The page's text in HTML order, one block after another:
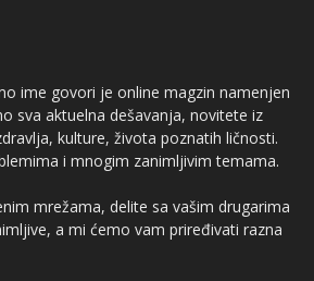
ime govori je online magzin namenjen
sva aktuelna dešavanja, novitete iz
kulture, života poznatih ličnosti.
i mnogim zanimljivim temama.
mrežama, delite sa vašim drugarima
a mi ćemo vam priređivati razna